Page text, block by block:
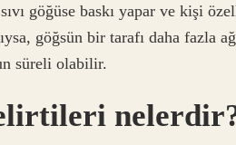
göğüse baskı yapar ve kişi
göğsün bir tarafı daha fazla
süreli olabilir.